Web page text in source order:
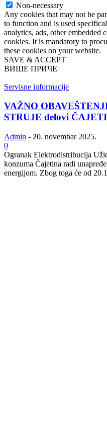
Non-necessary
Any cookies that may not be
to function and is used
analytics, ads, other embedded
cookies. It is mandatory to
these cookies on your website.
SAVE & ACCEPT
ВИШЕ ПРИЧЕ
Servisne informacije
VAŽNO
STRUJE delovi
Admin - 20. novembar 2025.
0
Ogranak Elektrodistribucija
konzuma Čajetina radi
energijom. Zbog toga će od